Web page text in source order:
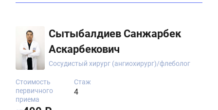
Сытыбалдиев Санжарбек
Аскарбекович
Сосудистый хирург (ангиохирург)/флеболог
Стаж
4
Стоимость
первичного
приема